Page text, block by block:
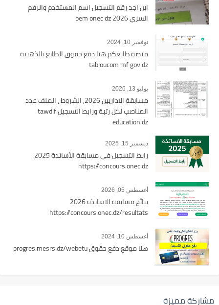
اين اجد رقم التسجيل اسم المستخدم والرقم
السري bem onec dz 2026
نوفمبر 10, 2024
منصة طابعكم هنا دفع حقوق الطابع بالذهبية
tabioucom mf gov dz
يوليو 13, 2026
مسابقة الاداريين 2026, الشروط ، الملف عدد
المناصب لكل رتبة ورابط التسجيل tawdif
education dz
ديسمبر 15, 2025
رابط التسجيل في مسابقة الأساتذة 2025
https://concours.onec.dz
أغسطس 05, 2026
نتائج مسابقة الاساتذة 2026
https://concours.onec.dz/resultats
أغسطس 10, 2024
هنا موقع دفع حقوق progres.mesrs.dz/webetu
مشاركة مميزة